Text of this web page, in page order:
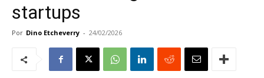
startups
Por Dino Etcheverry - 24/02/2026